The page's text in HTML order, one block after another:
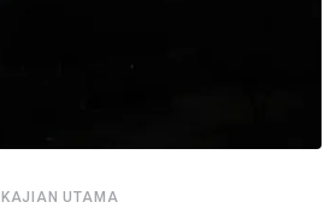
KAJIAN UTAMA